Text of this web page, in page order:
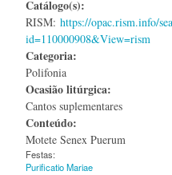
Catálogo(s):
RISM: https://opac.rism.info/
id=110000908&View=rism
Categoria:
Polifonia
Ocasião litúrgica:
Cantos suplementares
Conteúdo:
Motete Senex Puerum
Festas:
Purificatio Mariae